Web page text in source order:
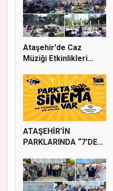
Ataşehir'de Caz
Müziği Etkinlikleri
ATAŞEHİR’İN
PARKLARINDA “7’DEN